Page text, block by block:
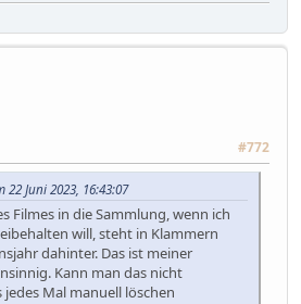
#772
Juni 2023, 16:43:07
Filmes in die Sammlung, wenn ich
will, steht in Klammern
dahinter. Das ist meiner
Kann man das nicht
jedes Mal manuell löschen